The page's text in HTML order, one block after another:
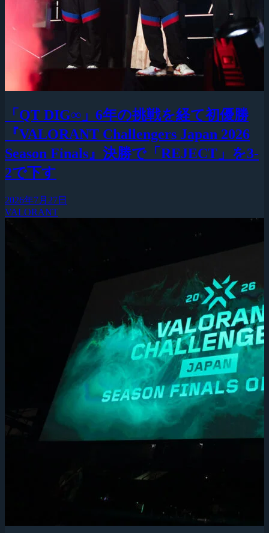
「QT DIG∞」6年の挑戦を経て初優勝
『VALORANT Challengers Japan 2026
Season Finals』決勝で「REJECT」を3-
2で下す
2026年7月27日
VALORANT